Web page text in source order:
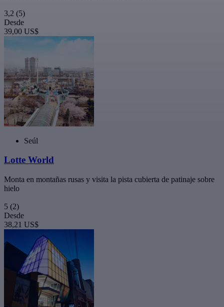
3,2 (5)
Desde
39,00 US$
Seúl
Lotte World
Monta en montañas rusas y visita la pista cubierta de patinaje sobre
hielo
5 (2)
Desde
38,21 US$